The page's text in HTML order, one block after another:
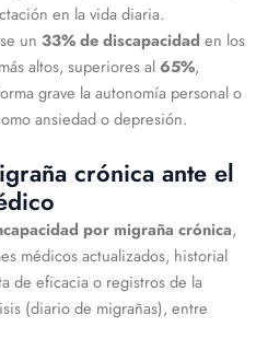
en la vida diaria.
un 33% de discapacidad en los
altos, superiores al65%,
grave la autonomía personal o
ansiedad o depresión.
crónica ante el
por migraña crónica,
médicos actualizados, historial
de eficacia o registros de la
(diario de migrañas), entre